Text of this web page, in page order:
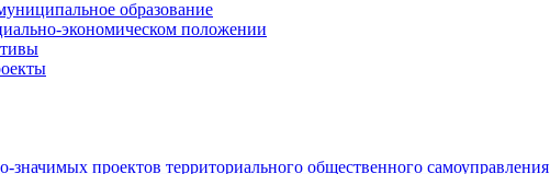
образование
экономическом положении
значимых проектов территориального общественного самоуправления